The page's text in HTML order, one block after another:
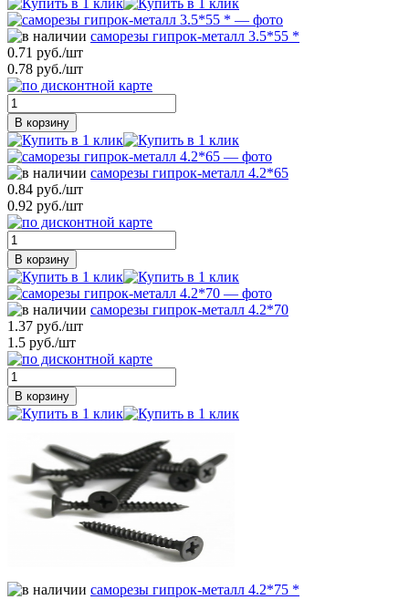
саморезы гипрок-металл 3.5*55 *
0.71 руб./шт
0.78 руб./шт
В корзину
саморезы гипрок-металл 4.2*65
0.84 руб./шт
0.92 руб./шт
В корзину
саморезы гипрок-металл 4.2*70
1.37 руб./шт
1.5 руб./шт
В корзину
саморезы гипрок-металл 4.2*75 *